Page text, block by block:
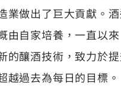
業做出了巨大貢獻。
由自家培養，一直以
的釀酒技術，致力於
越過去為每日的目標。